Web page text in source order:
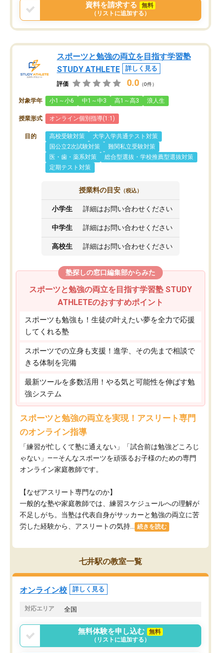
資料を請求する
無料
（リストに追加する）
スポーツと勉強の両立を目指す学習塾
STUDY ATHLETE
詳しく見る
評価 0.0 （0件）
対象学年 小1～小6 中1～中3 高1～高3 浪人生
授業形式 オンライン個別指導(1:1)
目的 高校受験対策
大学入学共通テスト対策
国公立2次試験対策
難関私立受験対策
医・歯・薬系対策
総合型選抜・学校推薦型選抜対策
定期テスト対策
授業料の目安 （税込）
小学生 詳細はお問い合わせください
中学生 詳細はお問い合わせください
高校生 詳細はお問い合わせください
塾探しの窓口編集部からみた
スポーツと勉強の両立を目指す学習塾 STUDY
ATHLETEのおすすめポイント
スポーツも勉強も！生徒の叶えたい夢を全力で応援
してくれる塾
スポーツでの立身も支援！進学、その先まで相談で
きる体制を完備
最新ツールを多数活用！やる気と可能性を伸ばす勉
強システム
スポーツと勉強の両立を実現！アスリート専門
のオンライン指導
「練習が忙しくて塾に通えない」「試合前は勉強どころじ
ゃない」——そんなスポーツを頑張るお子様のための専門
オンライン家庭教師です。
【なぜアスリート専門なのか】
一般的な塾や家庭教師では、練習スケジュールへの理解が
不足しがち。当塾は代表自身がサッカーと勉強の両立に苦
労した経験から、アスリートの気持...
続きを読む
七井駅の教室一覧
オンライン校 詳しく見る
対応エリア 全国
無料体験を申し込む
無料
（リストに追加する）